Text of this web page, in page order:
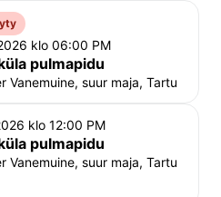
klo 06:00 PM
pulmapidu
Vanemuine, suur maja, Tartu
klo 12:00 PM
pulmapidu
Vanemuine, suur maja, Tartu